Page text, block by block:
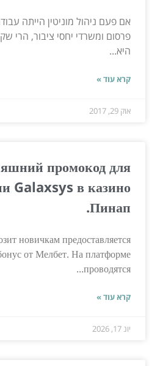
אם פעם ניהול מוניטין הייתה
פרסום ומשרדי יחסי ציבור, הרי
היא...
קרא עוד »
אוק 29, 2017
промокод для
Galaxsys в казино
Пинап.
новичкам предоставляется
от Мелбет. На платформе
проводятся...
קרא עוד »
יונ 17, 2026